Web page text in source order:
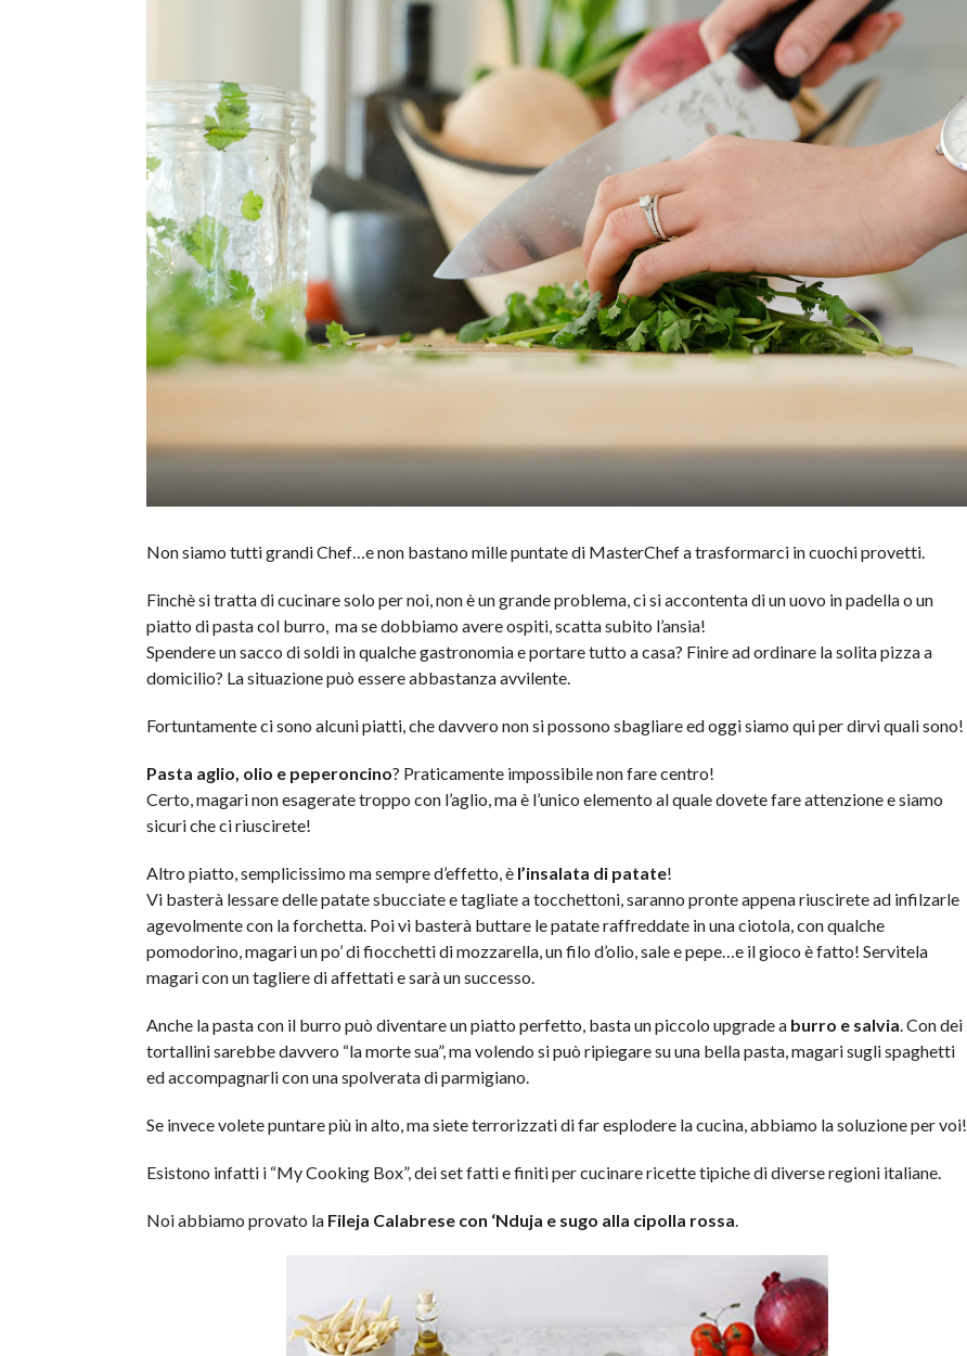
Non siamo tutti grandi Chef…e non bastano mille puntate di MasterChef a trasformarci in cuochi provetti.
Finchè si tratta di cucinare solo per noi, non è un grande problema, ci si accontenta di un uovo in padella o un
piatto di pasta col burro, ma se dobbiamo avere ospiti, scatta subito l’ansia!
Spendere un sacco di soldi in qualche gastronomia e portare tutto a casa? Finire ad ordinare la solita pizza a
domicilio? La situazione può essere abbastanza avvilente.
Fortuntamente ci sono alcuni piatti, che davvero non si possono sbagliare ed oggi siamo qui per dirvi quali sono!
Pasta aglio, olio e peperoncino? Praticamente impossibile non fare centro!
Certo, magari non esagerate troppo con l’aglio, ma è l’unico elemento al quale dovete fare attenzione e siamo
sicuri che ci riuscirete!
Altro piatto, semplicissimo ma sempre d’effetto, è l’insalata di patate!
Vi basterà lessare delle patate sbucciate e tagliate a tocchettoni, saranno pronte appena riuscirete ad infilzarle
agevolmente con la forchetta. Poi vi basterà buttare le patate raffreddate in una ciotola, con qualche
pomodorino, magari un po’ di fiocchetti di mozzarella, un filo d’olio, sale e pepe…e il gioco è fatto! Servitela
magari con un tagliere di affettati e sarà un successo.
Anche la pasta con il burro può diventare un piatto perfetto, basta un piccolo upgrade a burro e salvia. Con dei
tortallini sarebbe davvero “la morte sua”, ma volendo si può ripiegare su una bella pasta, magari sugli spaghetti
ed accompagnarli con una spolverata di parmigiano.
Se invece volete puntare più in alto, ma siete terrorizzati di far esplodere la cucina, abbiamo la soluzione per voi!
Esistono infatti i “My Cooking Box”, dei set fatti e finiti per cucinare ricette tipiche di diverse regioni italiane.
Noi abbiamo provato la Fileja Calabrese con ‘Nduja e sugo alla cipolla rossa.